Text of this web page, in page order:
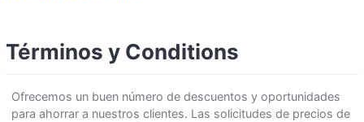
Términos y Conditions
Ofrecemos un buen número de descuentos y oportunidades
para ahorrar a nuestros clientes. Las solicitudes de precios de